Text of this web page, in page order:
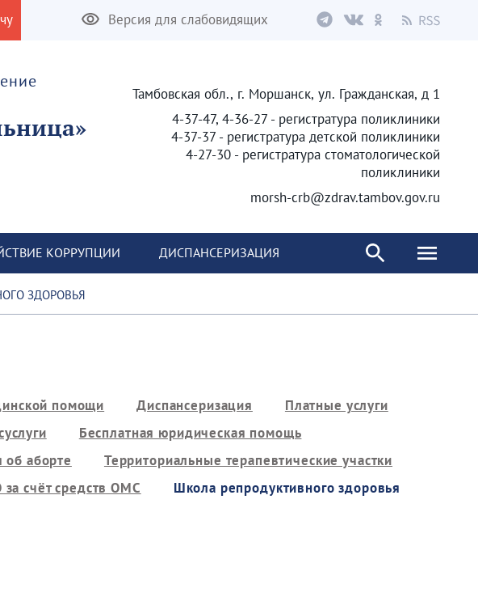
Версия для слабовидящих
Тамбовская обл., г. Моршанск, ул. Гражданская, д 1
4-37-47, 4-36-27 - регистратура поликлиники
4-37-37 - регистратура детской поликлиники
4-27-30 - регистратура стоматологической
поликлиники
morsh-crb@zdrav.tambov.gov.ru
КОРРУПЦИИ ДИСПАНСЕРИЗАЦИЯ
ЗДОРОВЬЯ
помощи Диспансеризация
Платные услуги
Бесплатная юридическая помощь
аборте
Территориальные терапевтические участки
счёт средств ОМС Школа репродуктивного здоровья